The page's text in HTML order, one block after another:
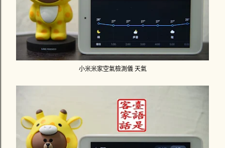
小米米家空氣檢測儀 天氣